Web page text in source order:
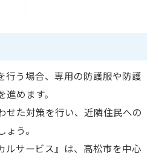
行う場合、専用の防護服や防護
めます。
せた対策を行い、近隣住民への
う。
ルサービス』は、高松市を中心